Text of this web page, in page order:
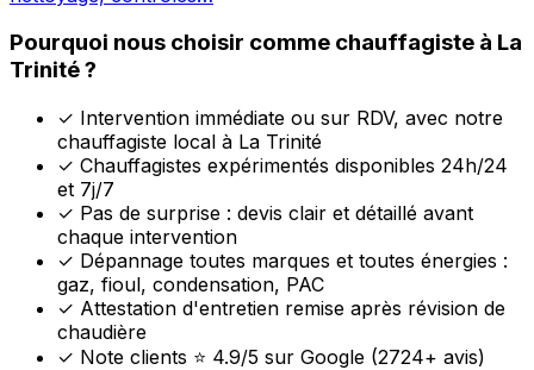
Pourquoi nous choisir comme chauffagiste à La
Trinité ?
✓ Intervention immédiate ou sur RDV, avec notre
chauffagiste local à La Trinité
✓ Chauffagistes expérimentés disponibles 24h/24
et 7j/7
✓ Pas de surprise : devis clair et détaillé avant
chaque intervention
✓ Dépannage toutes marques et toutes énergies :
gaz, fioul, condensation, PAC
✓ Attestation d'entretien remise après révision de
chaudière
✓ Note clients ⭐ 4.9/5 sur Google (2724+ avis)